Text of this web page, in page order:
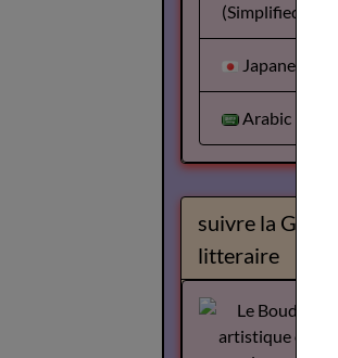
(Simplified)
Japanese
Arabic
suivre la
litteraire